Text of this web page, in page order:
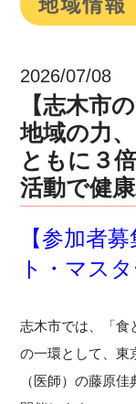
2026/07/08
【志木市
地域の力
ともに３
活動で健
【参加者
ト・マス
志木市では、「食
の一環として、東
（医師）の藤原佳